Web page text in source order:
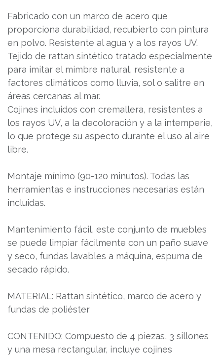
Fabricado con un marco de acero que
proporciona durabilidad, recubierto con pintura
en polvo. Resistente al agua y a los rayos UV.
Tejido de rattan sintético tratado especialmente
para imitar el mimbre natural, resistente a
factores climáticos como lluvia, sol o salitre en
áreas cercanas al mar.
Cojines incluidos con cremallera, resistentes a
los rayos UV, a la decoloración y a la intemperie,
lo que protege su aspecto durante el uso al aire
libre.
Montaje mínimo (90-120 minutos). Todas las
herramientas e instrucciones necesarias están
incluidas.
Mantenimiento fácil, este conjunto de muebles
se puede limpiar fácilmente con un paño suave
y seco, fundas lavables a máquina, espuma de
secado rápido.
MATERIAL: Rattan sintético, marco de acero y
fundas de poliéster
CONTENIDO: Compuesto de 4 piezas, 3 sillones
y una mesa rectangular, incluye cojines